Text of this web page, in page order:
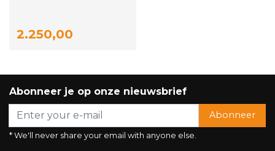
2.250,00
Abonneer je op onze nieuwsbrief
Abonneer
* We'll never share your email with anyone else.